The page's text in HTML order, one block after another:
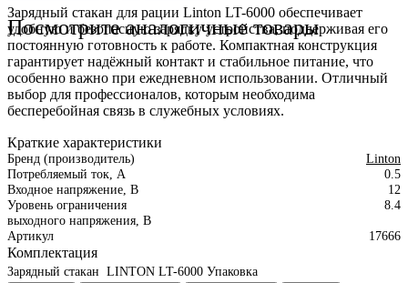
Посмотрите аналогичные товары
Зарядный стакан для рации Linton LT-6000 обеспечивает
удобную и безопасную зарядку устройства, поддерживая его
постоянную готовность к работе. Компактная конструкция
гарантирует надёжный контакт и стабильное питание, что
особенно важно при ежедневном использовании. Отличный
выбор для профессионалов, которым необходима
бесперебойная связь в служебных условиях.
Краткие характеристики
Бренд (производитель)
Linton
Потребляемый ток, А
0.5
Входное напряжение, В
12
Уровень ограничения
выходного напряжения, В
8.4
Артикул 17666
Комплектация
Зарядный стакан LINTON LT-6000 Упаковка